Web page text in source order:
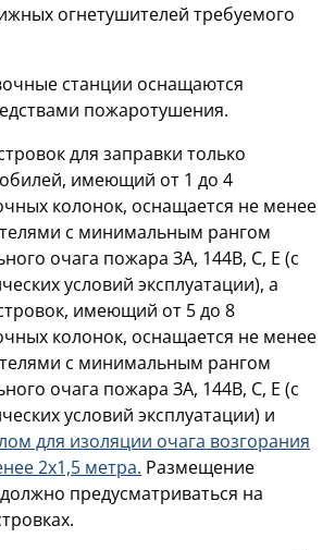
огнетушителей требуемого
станции оснащаются
пожаротушения.
для заправки только
имеющий от 1 до 4
колонок, оснащается не менее
с минимальным рангом
очага пожара ЗА, 144В, С, Е (с
условий эксплуатации), а
имеющий от 5 до 8
колонок, оснащается не менее
с минимальным рангом
очага пожара ЗА, 144В, С, Е (с
условий эксплуатации) и
для изоляции очага возгорания
2x1,5 метра. Размещение
предусматриваться на